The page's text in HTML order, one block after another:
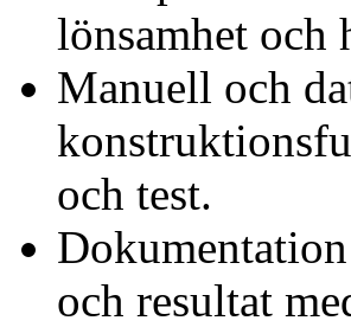
lönsamhet
Manuell och
och test.
och resultat